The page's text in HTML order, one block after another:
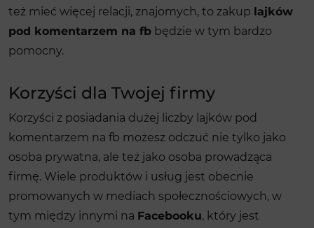
też mieć więcej relacji, znajomych, to zakup lajków
pod komentarzem na fb będzie w tym bardzo
pomocny.
Korzyści dla Twojej firmy
Korzyści z posiadania dużej liczby lajków pod
komentarzem na fb możesz odczuć nie tylko jako
osoba prywatna, ale też jako osoba prowadząca
firmę. Wiele produktów i usług jest obecnie
promowanych w mediach społecznościowych, w
tym między innymi na Facebooku, który jest